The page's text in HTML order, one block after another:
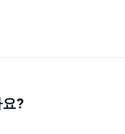
?